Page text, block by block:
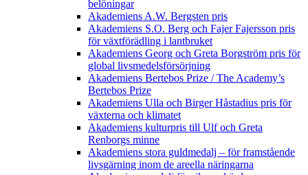
belöningar
Akademiens A.W. Bergsten pris
Akademiens S.O. Berg och Fajer Fajersson pris
för växtförädling i lantbruket
Akademiens Georg och Greta Borgström pris för
global livsmedelsförsörjning
Akademiens Bertebos Prize / The Academy’s
Bertebos Prize
Akademiens Ulla och Birger Håstadius pris för
växterna och klimatet
Akademiens kulturpris till Ulf och Greta
Renborgs minne
Akademiens stora guldmedalj – för framstående
livsgärning inom de areella näringarna